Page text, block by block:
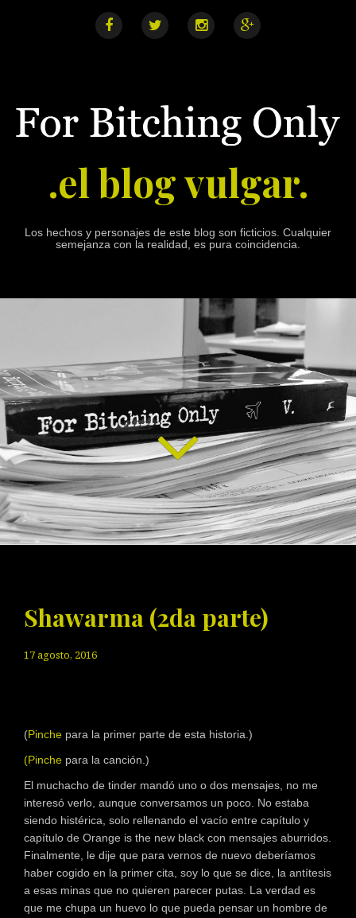
F
o
k
T I
a
m
G
.el blog vulgar.
Los hechos y personajes de este blog son ficticios. Cualquier
semejanza con la realidad, es pura coincidencia.
Shawarma (2da parte)
17 agosto, 2016
(Pinche para la primer parte de esta historia.)
(Pinche para la canción.)
El muchacho de tinder mandó uno o dos mensajes, no me
interesó verlo, aunque conversamos un poco. No estaba
siendo histérica, solo rellenando el vacío entre capítulo y
capítulo de Orange is the new black con mensajes aburridos.
Finalmente, le dije que para vernos de nuevo deberíamos
haber cogido en la primer cita, soy lo que se dice, la antítesis
a esas minas que no quieren parecer putas. La verdad es
que me chupa un huevo lo que pueda pensar un hombre de